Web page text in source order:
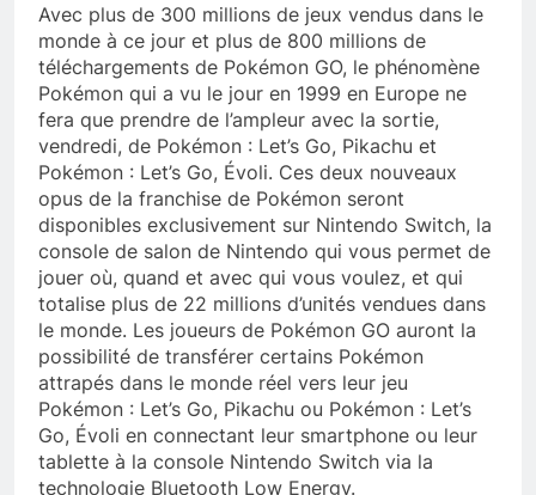
Avec plus de 300 millions de jeux vendus dans le
monde à ce jour et plus de 800 millions de
téléchargements de Pokémon GO, le phénomène
Pokémon qui a vu le jour en 1999 en Europe ne
fera que prendre de l’ampleur avec la sortie,
vendredi, de Pokémon : Let’s Go, Pikachu et
Pokémon : Let’s Go, Évoli. Ces deux nouveaux
opus de la franchise de Pokémon seront
disponibles exclusivement sur Nintendo Switch, la
console de salon de Nintendo qui vous permet de
jouer où, quand et avec qui vous voulez, et qui
totalise plus de 22 millions d’unités vendues dans
le monde. Les joueurs de Pokémon GO auront la
possibilité de transférer certains Pokémon
attrapés dans le monde réel vers leur jeu
Pokémon : Let’s Go, Pikachu ou Pokémon : Let’s
Go, Évoli en connectant leur smartphone ou leur
tablette à la console Nintendo Switch via la
technologie Bluetooth Low Energy.